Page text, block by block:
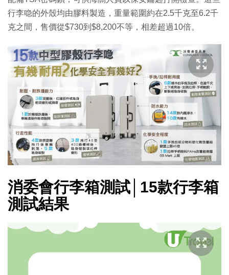
行李喼的外殼均由膠料製造，重量範圍約在2.5千克至6.2千
克之間，售價從$730到$8,200不等，相差超過10倍。
消委會行李箱測試│15款行李箱
測試結果